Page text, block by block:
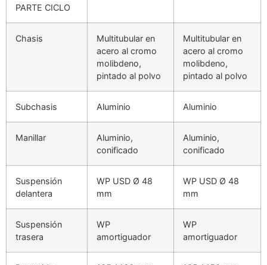
PARTE CICLO
Chasis
Multitubular en
acero al cromo
molibdeno,
pintado al polvo
Multitubular en
acero al cromo
molibdeno,
pintado al polvo
Subchasis Aluminio Aluminio
Manillar
Aluminio,
conificado
Aluminio,
conificado
Suspensión
delantera
WP USD Ø 48
mm
WP USD Ø 48
mm
Suspensión
trasera
WP
amortiguador
WP
amortiguador